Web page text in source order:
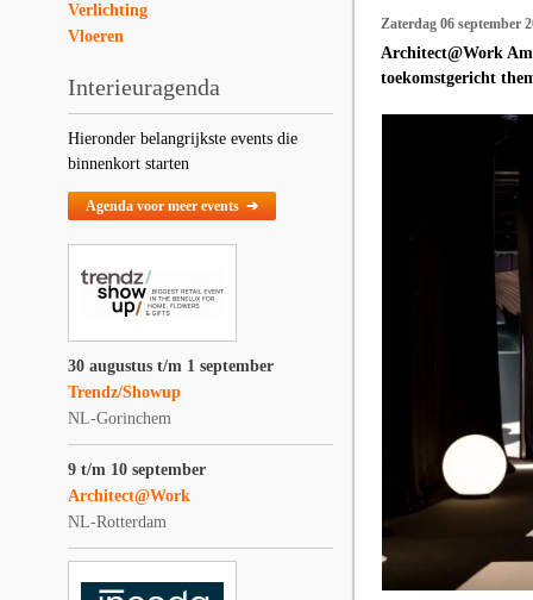
Verlichting
Vloeren
Interieuragenda
Hieronder belangrijkste events die
binnenkort starten
Agenda voor meer events ➔
30 augustus t/m 1 september
Trendz/Showup
NL-Gorinchem
9 t/m 10 september
Architect@Work
NL-Rotterdam
Zaterdag 06 september
Architect@Work
toekomstgericht